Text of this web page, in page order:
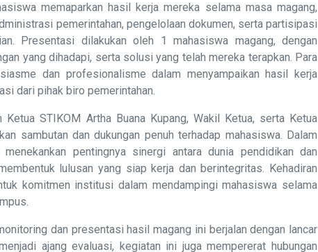
memaparkan hasil kerja mereka selama masa magang,
pemerintahan, pengelolaan dokumen, serta partisipasi
Presentasi dilakukan oleh 1 mahasiswa magang, dengan
yang dihadapi, serta solusi yang telah mereka terapkan. Para
dan profesionalisme dalam menyampaikan hasil kerja
dari pihak biro pemerintahan.
STIKOM Artha Buana Kupang, Wakil Ketua, serta Ketua
sambutan dan dukungan penuh terhadap mahasiswa. Dalam
menekankan pentingnya sinergi antara dunia pendidikan dan
lulusan yang siap kerja dan berintegritas. Kehadiran
komitmen institusi dalam mendampingi mahasiswa selama
dan presentasi hasil magang ini berjalan dengan lancar
ajang evaluasi, kegiatan ini juga mempererat hubungan